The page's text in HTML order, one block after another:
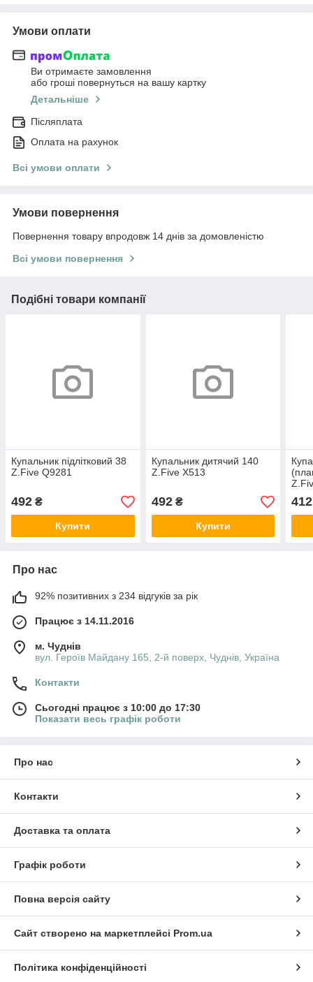
Умови оплати
Ви отримаєте замовлення
або гроші повернуться на вашу картку
Детальніше
Післяплата
Оплата на рахунок
Всі умови оплати
Умови повернення
Повернення товару впродовж 14 днів за домовленістю
Всі умови повернення
Подібні товари компанії
Купальник підлітковий 38
Z.Five Q9281
492 ₴
Купити
Купальник дитячий 140
Z.Five X513
492₴
Купити
412
Про нас
92% позитивних з 234 відгуків за рік
Працює з 14.11.2016
м. Чуднів
вул. Героїв Майдану 165, 2-й поверх, Чуднів, Україна
Контакти
Сьогодні працює з 10:00 до 17:30
Показати весь графік роботи
Про нас
Контакти
Доставка та оплата
Графік роботи
Повна версія сайту
Сайт створено на маркетплейсі Prom.ua
Політика конфіденційності